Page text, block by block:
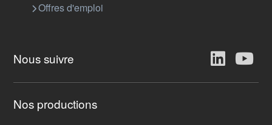
Offres d'emploi
Nous suivre
Nos productions